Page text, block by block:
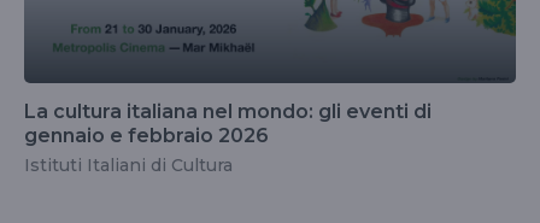
La cultura italiana nel mondo: gli eventi di
gennaio e febbraio 2026
Istituti Italiani di Cultura